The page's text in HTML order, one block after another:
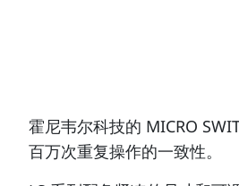
霍尼韦尔科技的 MICRO
百万次重复操作的一致性。